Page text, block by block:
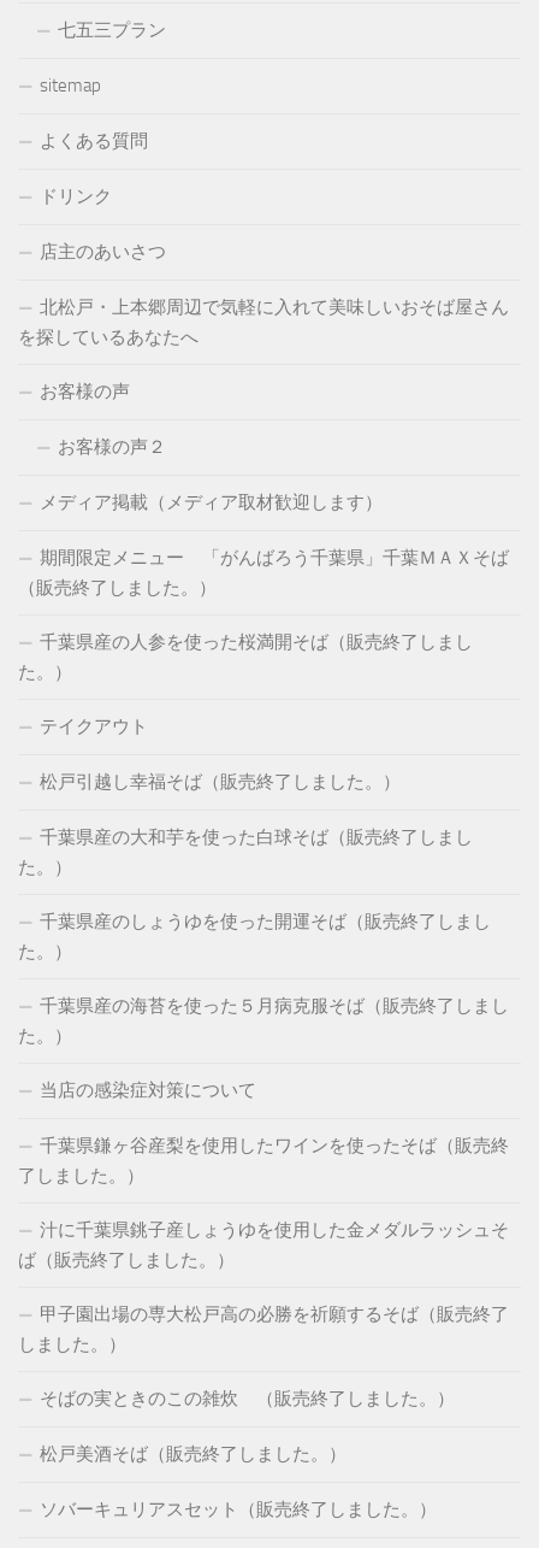
七五三プラン
sitemap
よくある質問
ドリンク
店主のあいさつ
北松戸・上本郷周辺で気軽に入れて美味しいおそば屋さん
を探しているあなたへ
お客様の声
お客様の声２
メディア掲載（メディア取材歓迎します）
期間限定メニュー 「がんばろう千葉県」千葉ＭＡＸそば
（販売終了しました。）
千葉県産の人参を使った桜満開そば（販売終了しまし
た。）
テイクアウト
松戸引越し幸福そば（販売終了しました。）
千葉県産の大和芋を使った白球そば（販売終了しまし
た。）
千葉県産のしょうゆを使った開運そば（販売終了しまし
た。）
千葉県産の海苔を使った５月病克服そば（販売終了しまし
た。）
当店の感染症対策について
千葉県鎌ヶ谷産梨を使用したワインを使ったそば（販売終
了しました。）
汁に千葉県銚子産しょうゆを使用した金メダルラッシュそ
ば（販売終了しました。）
甲子園出場の専大松戸高の必勝を祈願するそば（販売終了
しました。）
そばの実ときのこの雑炊 （販売終了しました。）
松戸美酒そば（販売終了しました。）
ソバーキュリアスセット（販売終了しました。）